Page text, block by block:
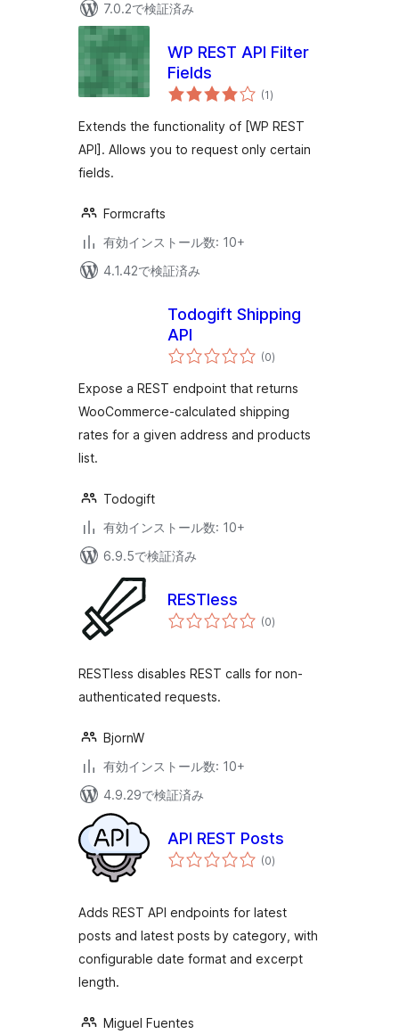
7.0.2で検証済み
WP REST API Filter
Fields
(1個
の
価
)
Extends the functionality of [WP REST
API]. Allows you to request only certain
fields.
Formcrafts
有効インストール数: 10+
4.1.42で検証済み
Todogift Shipping
API
(0個
の
価
)
Expose a REST endpoint that returns
WooCommerce-calculated shipping
rates for a given address and products
list.
Todogift
有効インストール数: 10+
6.9.5で検証済み
RESTless
(0個
の)
RESTless disables REST calls for non-
authenticated requests.
BjornW
有効インストール数: 10+
4.9.29で検証済み
API REST Posts
(0個
の)
Adds REST API endpoints for latest
posts and latest posts by category, with
configurable date format and excerpt
length.
Miguel Fuentes